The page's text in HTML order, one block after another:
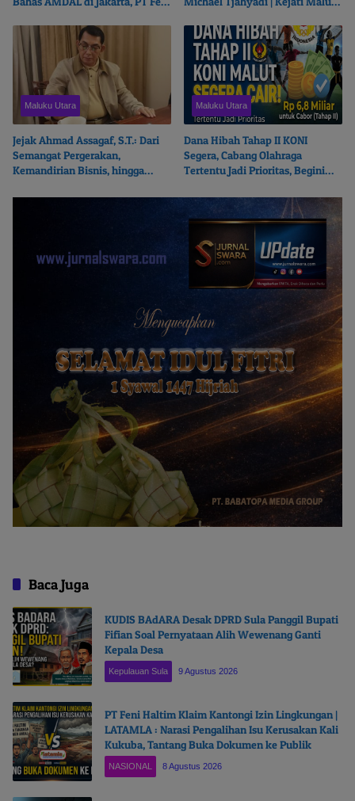
Maluku Utara
Jejak Ahmad Assagaf, S.T.: Dari
Semangat Pergerakan,
Kemandirian Bisnis, hingga
Maluku Utara
Dana Hibah Tahap II KONI
Segera, Cabang Olahraga
Tertentu Jadi Prioritas, Begini
Baca Juga
KUDIS BAdARA Desak DPRD Sula Panggil Bupati
Fifian Soal Pernyataan Alih Wewenang Ganti
Kepala Desa
Kepulauan Sula 9 Agustus 2026
PT Feni Haltim Klaim Kantongi Izin Lingkungan |
LATAMLA : Narasi Pengalihan Isu Kerusakan Kali
Kukuba, Tantang Buka Dokumen ke Publik
NASIONAL 8 Agustus 2026